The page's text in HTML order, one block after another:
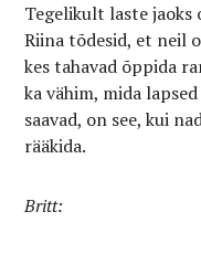
Tegelikult laste jaoks
Riina tõdesid, et neil
kes tahavad õppida
ka vähim, mida
saavad, on see, kui
rääkida.
Britt: